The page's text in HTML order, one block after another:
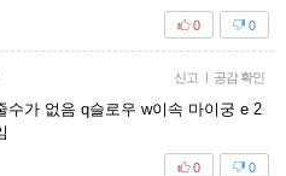
0
0
신고 | 공감 확인
수가 없음 q슬로우 w이속 마이궁 e 2
0
0